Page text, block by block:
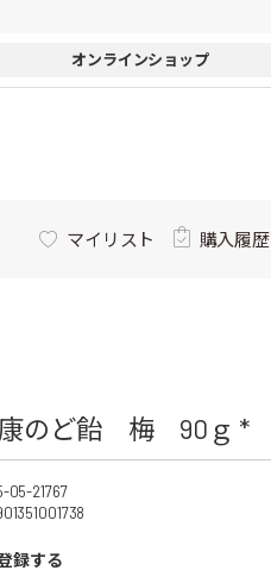
オンラインショップ
マイリスト 購入履歴
のど飴 梅 90ｇ *
05-21767
録する